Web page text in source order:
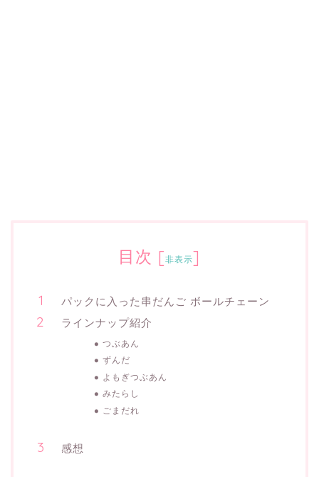
目次 [非表示]
パックに入った串だんご ボールチェーン
ラインナップ紹介
つぶあん
ずんだ
よもぎつぶあん
みたらし
ごまだれ
感想